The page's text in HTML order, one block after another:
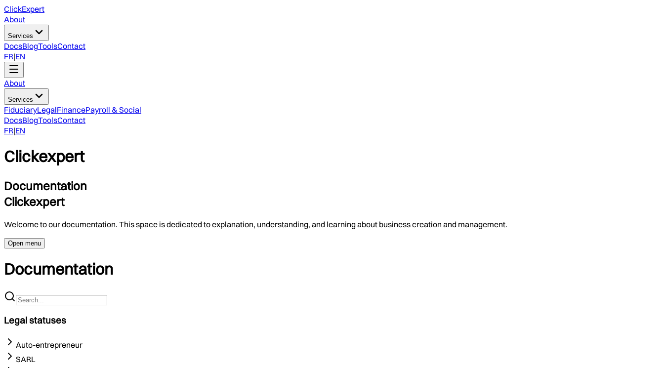
ClickExpert
About
Services
DocsBlogToolsContact
FR|EN
About
Services
FiduciaryLegalFinancePayroll & Social
DocsBlogToolsContact
FR|EN
Clickexpert
Documentation
Clickexpert
Welcome to our documentation. This space is dedicated to explanation, understanding, and learning about business creation and management.
Open menu
Documentation
Legal statuses
Auto-entrepreneur
SARL